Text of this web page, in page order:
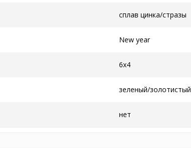
сплав цинка/стразы
New year
6x4
зеленый/золотистый
нет